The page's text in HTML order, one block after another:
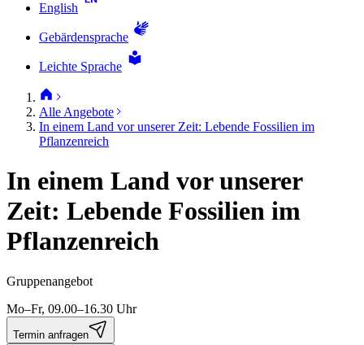
English
Gebärdensprache
Leichte Sprache
Alle Angebote
In einem Land vor unserer Zeit: Lebende Fossilien im
Pflanzenreich
In einem Land vor unserer
Zeit: Lebende Fossilien im
Pflanzenreich
Gruppenangebot
Mo–Fr, 09.00–16.30 Uhr
Termin anfragen